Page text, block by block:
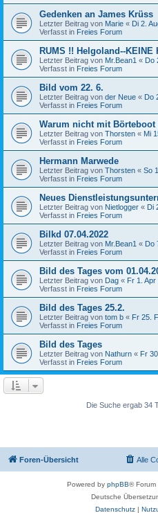
Gedenken an James Krüss
Letzter Beitrag von Marie « Di 2.
Verfasst in Freies Forum
RUMS !! Helgoland--KEINE
Letzter Beitrag von Mr.Bean1 « Do
Verfasst in Freies Forum
Bild vom 22. 6.
Letzter Beitrag von der Neue « Do
Verfasst in Freies Forum
Warum nicht mit Börteboot
Letzter Beitrag von Thorsten « Mi
Verfasst in Freies Forum
Hermann Marwede
Letzter Beitrag von Thorsten « So
Verfasst in Freies Forum
Neues
Letzter Beitrag von Nietlogger « Di
Verfasst in Freies Forum
Bilkd 07.04.2022
Letzter Beitrag von Mr.Bean1 « Do
Verfasst in Freies Forum
Bild des Tages vom
Letzter Beitrag von Dag « Fr 1.
Verfasst in Freies Forum
Bild des Tages 25.2.
Letzter Beitrag von tom b « Fr 25.
Verfasst in Freies Forum
Bild des Tages
Letzter Beitrag von Nathurn « Fr
Verfasst in Freies Forum
Die Suche ergab 34
Foren-Übersicht Alle
Powered by phpBB® Forum
Deutsche
Datenschutz|